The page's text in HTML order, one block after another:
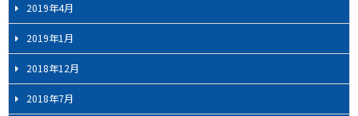
2019年4月
2019年1月
2018年12月
2018年7月